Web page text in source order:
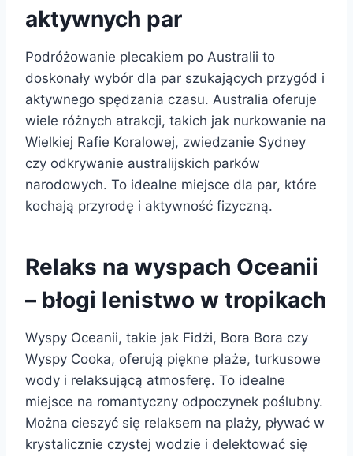
aktywnych par
Podróżowanie plecakiem po Australii to
doskonały wybór dla par szukających przygód i
aktywnego spędzania czasu. Australia oferuje
wiele różnych atrakcji, takich jak nurkowanie na
Wielkiej Rafie Koralowej, zwiedzanie Sydney
czy odkrywanie australijskich parków
narodowych. To idealne miejsce dla par, które
kochają przyrodę i aktywność fizyczną.
Relaks na wyspach Oceanii
– błogi lenistwo w tropikach
Wyspy Oceanii, takie jak Fidżi, Bora Bora czy
Wyspy Cooka, oferują piękne plaże, turkusowe
wody i relaksującą atmosferę. To idealne
miejsce na romantyczny odpoczynek poślubny.
Można cieszyć się relaksem na plaży, pływać w
krystalicznie czystej wodzie i delektować się